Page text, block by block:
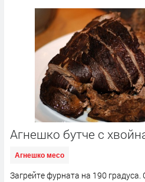
Aгнешко бутче с
Агнешко месо
Загрейте фурната на 190